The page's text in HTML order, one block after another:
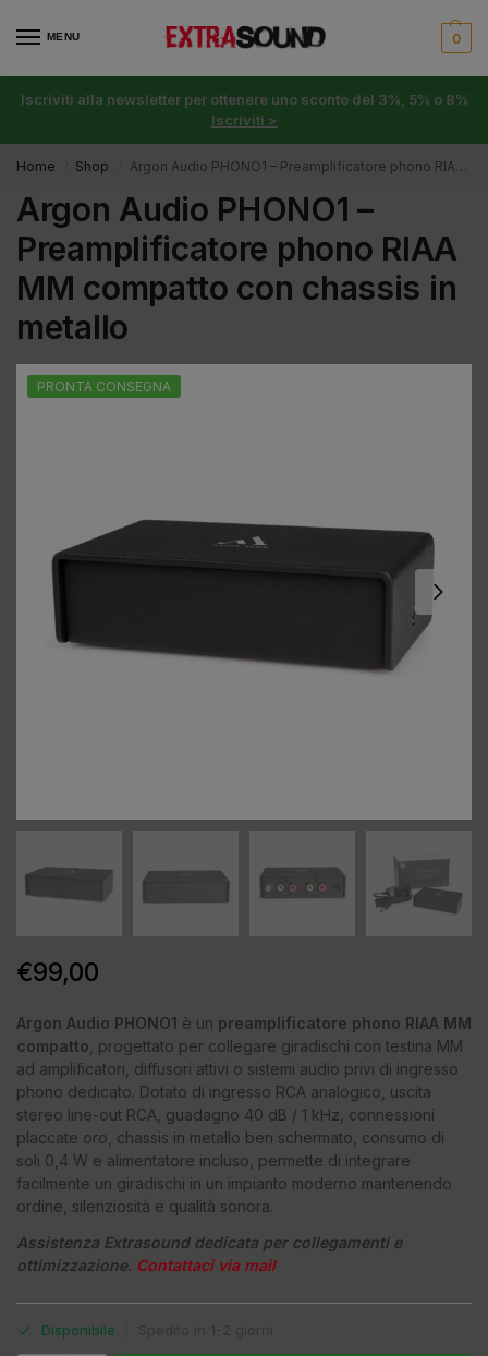
MENU 0
Iscriviti alla newsletter per ottenere uno sconto del 3%, 5% o 8%
Iscriviti >
Home Shop Argon Audio PHONO1 – Preamplificatore phono RIAA MM compatto con chassis in metallo
Argon Audio PHONO1 –
Preamplificatore phono RIAA
MM compatto con chassis in
metallo
PRONTA CONSEGNA
€99,00
Argon Audio PHONO1 è un preamplificatore phono RIAA MM
compatto , progettato per collegare giradischi con testina MM
ad amplificatori, diffusori attivi o sistemi audio privi di ingresso
phono dedicato. Dotato di ingresso RCA analogico, uscita
stereo line-out RCA, guadagno 40 dB / 1 kHz, connessioni
placcate oro, chassis in metallo ben schermato, consumo di
soli 0,4 W e alimentatore incluso, permette di integrare
facilmente un giradischi in un impianto moderno mantenendo
ordine, silenziosità e qualità sonora.
Assistenza Extrasound dedicata per collegamenti e
ottimizzazione. Contattaci via mail
Disponibile